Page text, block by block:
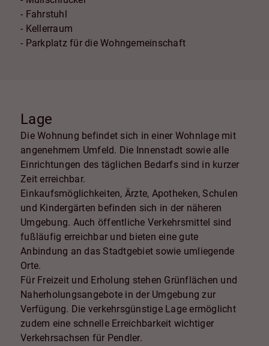
- Fahrstuhl
- Kellerraum
- Parkplatz für die Wohngemeinschaft
Lage
Die Wohnung befindet sich in einer Wohnlage mit
angenehmem Umfeld. Die Innenstadt sowie alle
Einrichtungen des täglichen Bedarfs sind in kurzer
Zeit erreichbar.
Einkaufsmöglichkeiten, Ärzte, Apotheken, Schulen
und Kindergärten befinden sich in der näheren
Umgebung. Auch öffentliche Verkehrsmittel sind
fußläufig erreichbar und bieten eine gute
Anbindung an das Stadtgebiet sowie umliegende
Orte.
Für Freizeit und Erholung stehen Grünflächen und
Naherholungsangebote in der Umgebung zur
Verfügung. Die verkehrsgünstige Lage ermöglicht
zudem eine schnelle Erreichbarkeit wichtiger
Verkehrsachsen für Pendler.